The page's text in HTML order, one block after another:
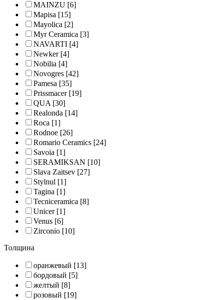
MAINZU [6]
Mapisa [15]
Mayolica [2]
Myr Ceramica [3]
NAVARTI [4]
Newker[4]
Nobilia [4]
Novogres [42]
Pamesa [35]
Prissmacer[19]
QUA[30]
Realonda [14]
Roca [1]
Rodnoe [26]
Romario Ceramics [24]
Savoia [1]
SERAMIKSAN [10]
Slava Zaitsev [27]
Stylnul [1]
Tagina [1]
Tecniceramica [8]
Unicer[1]
Venus [6]
Zirconio [10]
Толщина
оранжевый [13]
бордовый [5]
желтый [8]
розовый [19]